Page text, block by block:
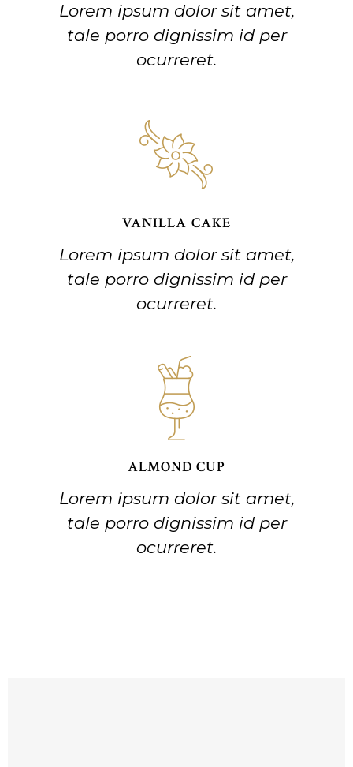
Lorem ipsum dolor sit amet,
tale porro dignissim id per
ocurreret.
VANILLA CAKE
Lorem ipsum dolor sit amet,
tale porro dignissim id per
ocurreret.
ALMOND CUP
Lorem ipsum dolor sit amet,
tale porro dignissim id per
ocurreret.